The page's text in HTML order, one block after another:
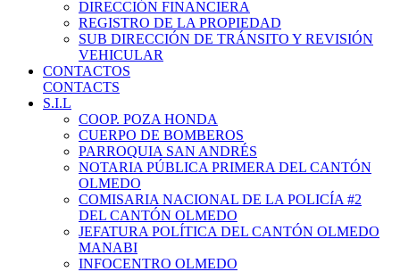
DIRECCIÓN FINANCIERA
REGISTRO DE LA PROPIEDAD
SUB DIRECCIÓN DE TRÁNSITO Y REVISIÓN
VEHICULAR
CONTACTOS
CONTACTS
S.I.L
COOP. POZA HONDA
CUERPO DE BOMBEROS
PARROQUIA SAN ANDRÉS
NOTARIA PÚBLICA PRIMERA DEL CANTÓN
OLMEDO
COMISARIA NACIONAL DE LA POLICÍA #2
DEL CANTÓN OLMEDO
JEFATURA POLÍTICA DEL CANTÓN OLMEDO
MANABI
INFOCENTRO OLMEDO